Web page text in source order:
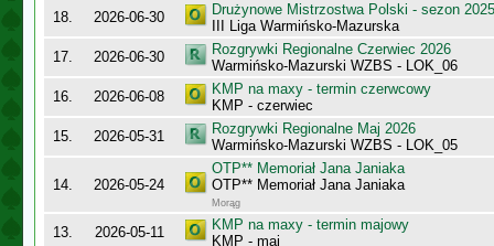
18. 2026-06-30
Drużynowe Mistrzostwa Polski - sezon
III Liga Warmińsko-Mazurska
17.
2026-06-30
Rozgrywki Regionalne Czerwiec 2026
Warmińsko-Mazurski WZBS - LOK_06
16.
2026-06-08
KMP na maxy - termin czerwcowy
KMP - czerwiec
15.
2026-05-31
Rozgrywki Regionalne Maj 2026
Warmińsko-Mazurski WZBS - LOK_05
14. 2026-05-24
OTP** Memoriał Jana Janiaka
OTP** Memoriał Jana Janiaka
Morąg
13. 2026-05-11
KMP na maxy - termin majowy
KMP - maj